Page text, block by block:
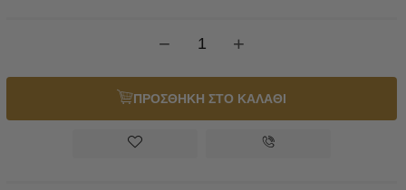
+
−
ΠΡΟΣΘΗΚΗ ΣΤΟ ΚΑΛΑΘΙ